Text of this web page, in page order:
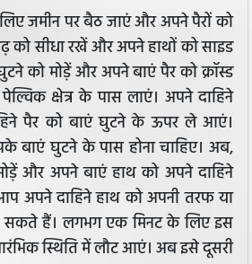
जमीन पर बैठ जाएं और अपने पैरों को
को सीधा रखें और अपने हाथों को साइड
को मोड़ें और अपने बाएं पैर को क्रॉस्ड
क्षेत्र के पास लाएं। अपने दाहिने
पैर को बाएं घुटने के ऊपर ले आएं।
बाएं घुटने के पास होना चाहिए। अब,
और अपने बाएं हाथ को अपने दाहिने
अपने दाहिने हाथ को अपनी तरफ या
सकते हैं। लगभग एक मिनट के लिए इस
स्थिति में लौट आएं। अब इसे दूसरी